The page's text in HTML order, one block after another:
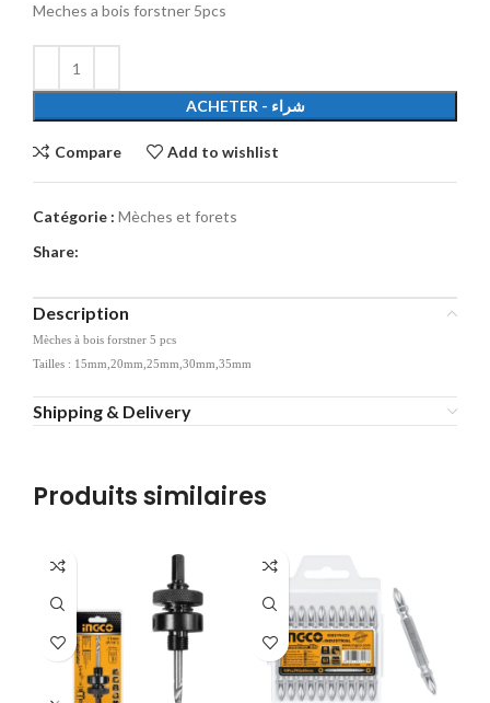
Meches a bois forstner 5pcs
ACHETER - شراء
Compare Add to wishlist
Catégorie : Mèches et forets
Share:
Description
Mèches à bois forstner 5 pcs
Tailles : 15mm,20mm,25mm,30mm,35mm
Shipping & Delivery
Produits similaires